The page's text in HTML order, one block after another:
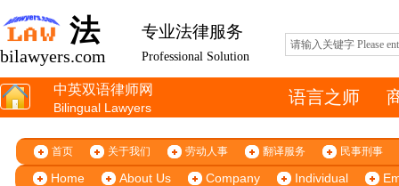
法 专业法律服务
Professional Solution
bilawyers.com
中英双语律师网
Bilingual Lawyers
语言之师
首页 关于我们 劳动人事 翻译服务 民事刑事
Home About Us Company Individual